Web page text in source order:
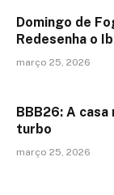
Domingo de
Redesenha o
março 25, 2026
BBB26: A
turbo
março 25, 2026